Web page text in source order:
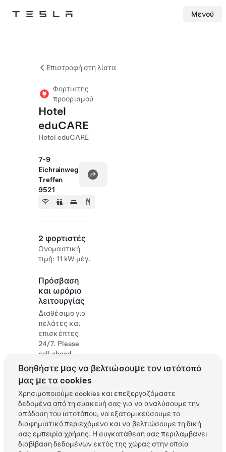
Tesla Μενού
Επιστροφή στη λίστα
Φορτιστής
προορισμού
Hotel
eduCARE
Hotel eduCARE
7-9
Eichrainweg
Treffen
9521
2 φορτιστές
Ονομαστική
τιμή: 11 kW μέγ.
Πρόσβαση
και ωράριο
λειτουργίας
Διαθέσιμο για
πελάτες και
επισκέπτες
24/7. Please
call ahead.
Website
& Phone
Number
4248
29777
https://www.ed
ucare.co.at/
Βοηθήστε μας να βελτιώσουμε τον ιστότοπό
μας με τα cookies
Χρησιμοποιούμε cookies και επεξεργαζόμαστε
δεδομένα από τη συσκευή σας για να αναλύσουμε την
απόδοση του ιστοτόπου, να εξατομικεύσουμε το
διαφημιστικό περιεχόμενο και να βελτιώσουμε τη δική
σας εμπειρία χρήσης. Η συγκατάθεσή σας περιλαμβάνει
διαβίβαση δεδομένων εκτός της χώρας στην οποία